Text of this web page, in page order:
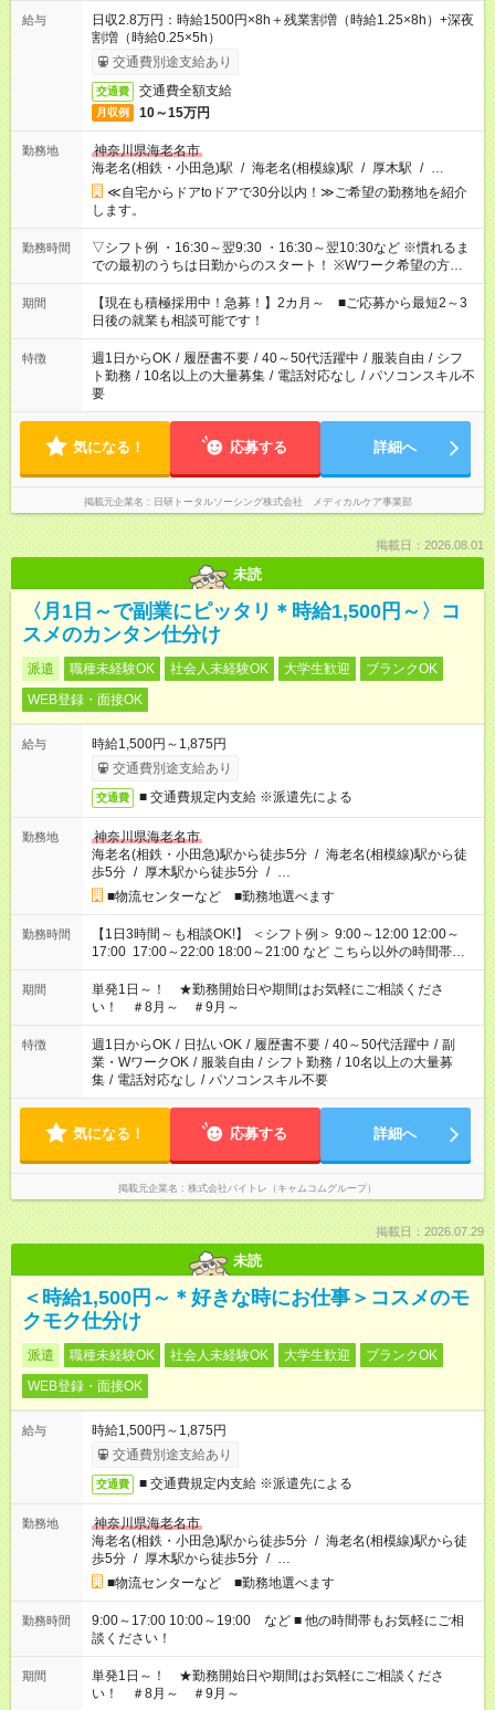
給与
日収2.8万円：時給1500円×8h＋残業割増（時給1.25×8h）+深夜
割増（時給0.25×5h）
交通費別途支給あり
交通費 交通費全額支給
月収例 10～15万円
勤務地
神奈川県海老名市
海老名(相鉄・小田急)駅 / 海老名(相模線)駅 / 厚木駅 / …
≪自宅からドアtoドアで30分以内！≫ご希望の勤務地を紹介
します。
勤務時間
▽シフト例 ・16:30～翌9:30 ・16:30～翌10:30など ※慣れるま
での最初のうちは日勤からのスタート！ ※Wワーク希望の方へ
今ご覧のお仕事で希望する勤務時間と、もう1つのお仕事の勤務
時間。 合計で週40時間を超える場合は応募できません。
期間
【現在も積極採用中！急募！】2カ月～ ■ご応募から最短2～3
日後の就業も相談可能です！
特徴 週1日からOK / 履歴書不要 / 40～50代活躍中 / 服装自由 / シフ
ト勤務 / 10名以上の大量募集 / 電話対応なし / パソコンスキル不
要
気になる！ 応募する 詳細へ
掲載元企業名 日研トータルソーシング株式会社 メディカルケア事業部
掲載日：2026.08.01
未読
〈月1日～で副業にピッタリ＊時給1,500円～〉コ
スメのカンタン仕分け
派遣 職種未経験OK 社会人未経験OK 大学生歓迎
ブランクOK
WEB登録・面接OK
給与
時給1,500円～1,875円
交通費別途支給あり
交通費 ■ 交通費規定内支給 ※派遣先による
勤務地
神奈川県海老名市
海老名(相鉄・小田急)駅から徒歩5分 / 海老名(相模線)駅から徒
歩5分 / 厚木駅から徒歩5分 / …
■物流センターなど ■勤務地選べます
勤務時間
【1日3時間～も相談OK!】 ＜シフト例＞ 9:00～12:00 12:00～
17:00 17:00～22:00 18:00～21:00 など こちら以外の時間帯も
お気軽にご相談ください！
期間
単発1日～！ ★勤務開始日や期間はお気軽にご相談くださ
い！ ＃8月～ ＃9月～
特徴 週1日からOK / 日払いOK / 履歴書不要 / 40～50代活躍中 / 副
業・WワークOK / 服装自由 / シフト勤務 / 10名以上の大量募
集 / 電話対応なし / パソコンスキル不要
気になる！ 応募する 詳細へ
掲載元企業名 株式会社バイトレ（キャムコムグループ）
掲載日：2026.07.29
未読
＜時給1,500円～＊好きな時にお仕事＞コスメのモ
クモク仕分け
派遣 職種未経験OK 社会人未経験OK 大学生歓迎
ブランクOK
WEB登録・面接OK
給与
時給1,500円～1,875円
交通費別途支給あり
交通費 ■ 交通費規定内支給 ※派遣先による
勤務地
神奈川県海老名市
海老名(相鉄・小田急)駅から徒歩5分 / 海老名(相模線)駅から徒
歩5分 / 厚木駅から徒歩5分 / …
■物流センターなど ■勤務地選べます
勤務時間
9:00～17:00 10:00～19:00 など ■ 他の時間帯もお気軽にご相
談ください！
期間
単発1日～！ ★勤務開始日や期間はお気軽にご相談くださ
い！ ＃8月～ ＃9月～